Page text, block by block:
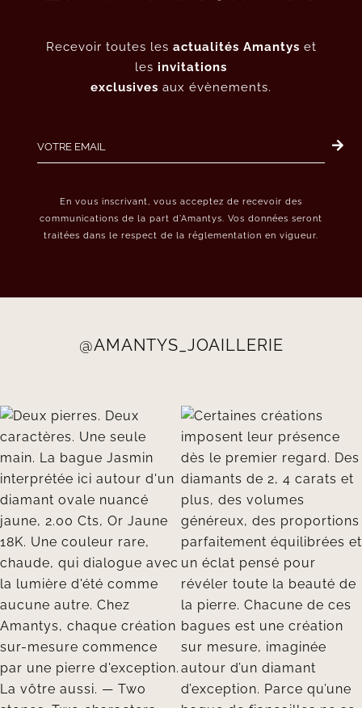
Recevoir toutes les actualités Amantys et
les invitations
exclusives aux évènements.
En vous inscrivant, vous acceptez de recevoir des
communications de la part d’Amantys. Vos données seront
traitées dans le respect de la réglementation en vigueur.
@AMANTYS_JOAILLERIE